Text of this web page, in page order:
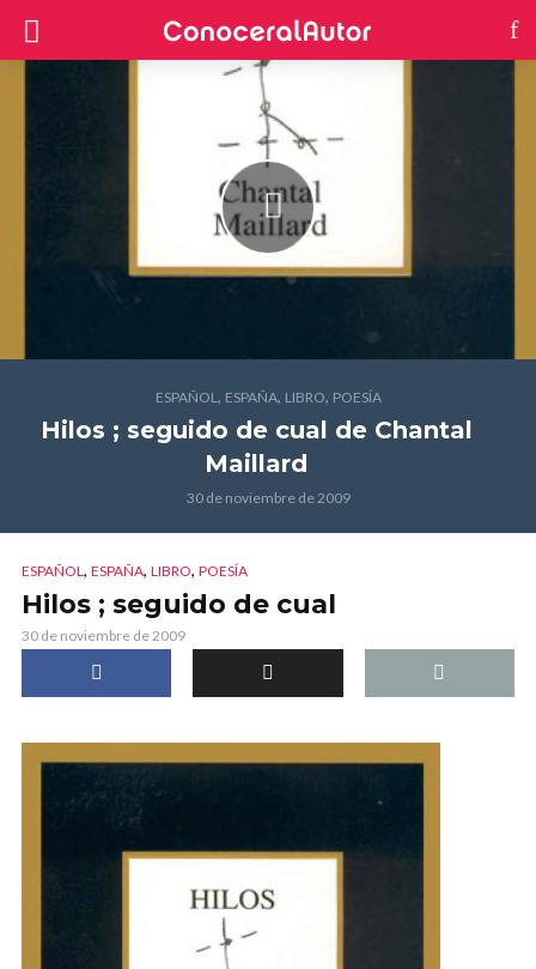
ESPAÑOL, ESPAÑA, LIBRO, POESÍA
Hilos ; seguido de cual de Chantal
Maillard
30 de noviembre de 2009
ESPAÑOL, ESPAÑA, LIBRO, POESÍA
Hilos ; seguido de cual
30 de noviembre de 2009